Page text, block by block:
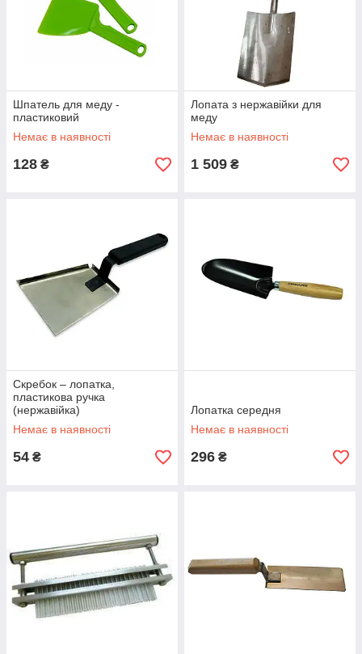
Шпатель для меду -
пластиковий
Немає в наявності
128 ₴
Лопата з нержавійки для
меду
Немає в наявності
1 509 ₴
Скребок – лопатка,
пластикова ручка
(нержавійка)
Немає в наявності
54 ₴
Лопатка середня
Немає в наявності
296 ₴